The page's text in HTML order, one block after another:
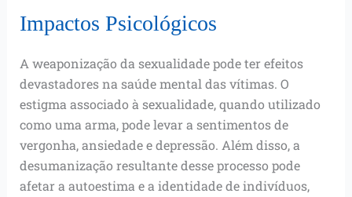
Impactos Psicológicos
A weaponização da sexualidade pode ter efeitos
devastadores na saúde mental das vítimas. O
estigma associado à sexualidade, quando utilizado
como uma arma, pode levar a sentimentos de
vergonha, ansiedade e depressão. Além disso, a
desumanização resultante desse processo pode
afetar a autoestima e a identidade de indivíduos,